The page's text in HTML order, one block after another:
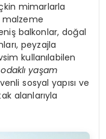
mimarlarla
malzeme
balkonlar, doğal
peyzajla
kullanılabilen
yaşam
sosyal yapısı ve
alanlarıyla